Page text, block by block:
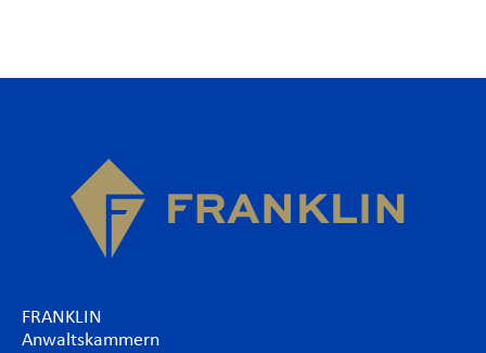
FRANKLIN
Anwaltskammern